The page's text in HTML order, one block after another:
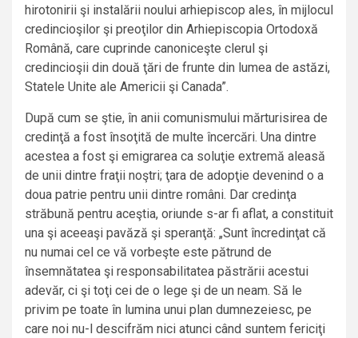
hirotonirii şi instalării noului arhiepiscop ales, în mijlocul
credincioşilor şi preoţilor din Arhiepiscopia Ortodoxă
Română, care cuprinde canoniceşte clerul şi
credincioşii din două ţări de frunte din lumea de astăzi,
Statele Unite ale Americii şi Canada”.
După cum se ştie, în anii comunismului mărturisirea de
credinţă a fost însoţită de multe încercări. Una dintre
acestea a fost şi emigrarea ca soluţie extremă aleasă
de unii dintre fraţii noştri; ţara de adopţie devenind o a
doua patrie pentru unii dintre români. Dar credinţa
străbună pentru aceştia, oriunde s-ar fi aflat, a constituit
una şi aceeaşi pavăză şi speranţă: „Sunt încredinţat că
nu numai cel ce vă vorbeşte este pătrund de
însemnătatea şi responsabilitatea păstrării acestui
adevăr, ci şi toţi cei de o lege şi de un neam. Să le
privim pe toate în lumina unui plan dumnezeiesc, pe
care noi nu-l descifrăm nici atunci când suntem fericiţi